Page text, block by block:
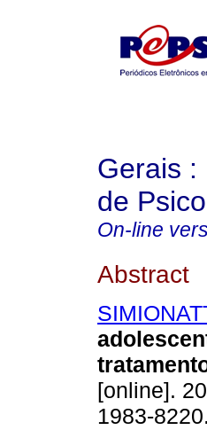
Gerais :
de
On-line
Abstract
[online].
1983-8220.